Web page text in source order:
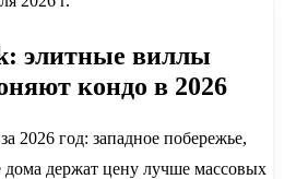
элитные виллы
кондо в 2026
2026 год: западное побережье,
держат цену лучше массовых